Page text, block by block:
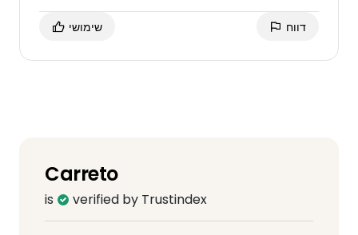
שימושי דווח
Carreto
is verified by Trustindex